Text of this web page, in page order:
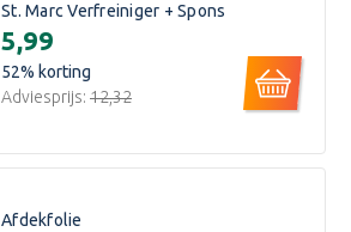
St. Marc Verfreiniger + Spons
€5,99
52% korting
Adviesprijs: €12,32
Afdekfolie